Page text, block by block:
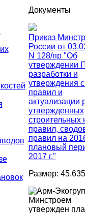
Документы
Приказ
России от
N 128/пр "Об
утверждении
разработки и
утверждения
правил и
актуализации
утвержденных
строительных
правил,
правил на
плановый
2017 г."
Размер:
Минстроем
утвержден